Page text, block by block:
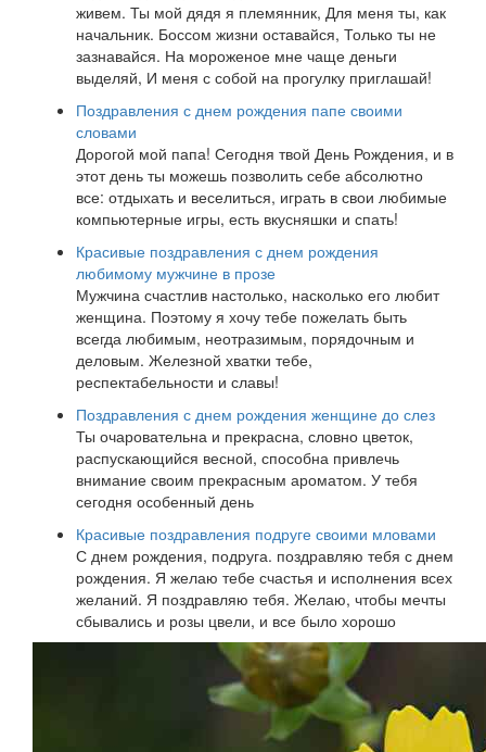
живем. Ты мой дядя я племянник, Для меня ты, как
начальник. Боссом жизни оставайся, Только ты не
зазнавайся. На мороженое мне чаще деньги
выделяй, И меня с собой на прогулку приглашай!
Поздравления с днем рождения папе своими
словами
Дорогой мой папа! Сегодня твой День Рождения, и в
этот день ты можешь позволить себе абсолютно
все: отдыхать и веселиться, играть в свои любимые
компьютерные игры, есть вкусняшки и спать!
Красивые поздравления с днем рождения
любимому мужчине в прозе
Мужчина счастлив настолько, насколько его любит
женщина. Поэтому я хочу тебе пожелать быть
всегда любимым, неотразимым, порядочным и
деловым. Железной хватки тебе,
респектабельности и славы!
Поздравления с днем рождения женщине до слез
Ты очаровательна и прекрасна, словно цветок,
распускающийся весной, способна привлечь
внимание своим прекрасным ароматом. У тебя
сегодня особенный день
Красивые поздравления подруге своими мловами
С днем рождения, подруга. поздравляю тебя с днем
рождения. Я желаю тебе счастья и исполнения всех
желаний. Я поздравляю тебя. Желаю, чтобы мечты
сбывались и розы цвели, и все было хорошо